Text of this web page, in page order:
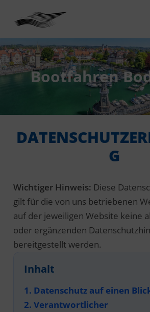
Bootfahren
G
Wichtiger Hinweis: Diese
gilt für die von uns betriebenen
auf der jeweiligen Website keine
oder ergänzenden
bereitgestellt werden.
Inhalt
1. Datenschutz auf einen
2. Verantwortlicher